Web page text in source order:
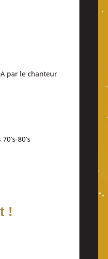
par le chanteur
80’s
!